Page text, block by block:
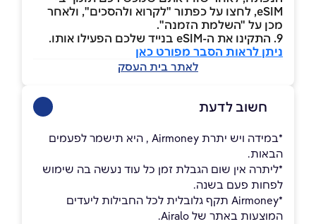
eSIM, לחצו על כפתור "לקרוא ולהסכים", ולאחר
מכן על "השלמת הזמנה".
9. התקינו את ה-eSIM בנייד שלכם הפעילו אותו.
ניתן לראות הסבר מפורט כאן
לאתר בית העסק
חשוב לדעת
*במידה ויש יתרת Airmoney , היא תישמר לפעמים
הבאות.
*ליתרה אין שום הגבלת זמן כל עוד נעשה בה שימוש
לפחות פעם בשנה.
*Airmoney תקף גלובלית לכל החבילות ליעדים
המוצעות באתר של Airalo.